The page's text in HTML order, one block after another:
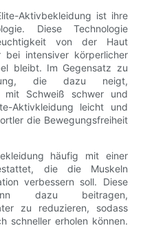
Aktivbekleidung ist ihre
Diese Technologie
von der Haut
intensiver körperlicher
bleibt. Im Gegensatz zu
die dazu neigt,
mit Schweiß schwer und
Aktivkleidung leicht und
die Bewegungsfreiheit
häufig mit einer
die die Muskeln
verbessern soll. Diese
dazu beitragen,
zu reduzieren, sodass
schneller erholen können.